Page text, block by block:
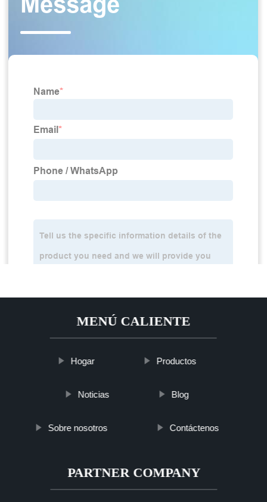
MENÚ CALIENTE
Hogar Productos
Noticias Blog
Sobre nosotros Contáctenos
PARTNER COMPANY